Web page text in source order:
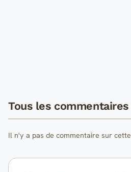
Tous les commentaires
Il n'y a pas de commentaire sur